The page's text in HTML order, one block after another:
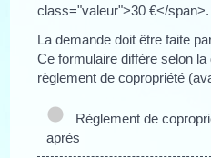
class="valeur">30 €</span>.
La demande doit être faite
Ce formulaire diffère selon
règlement de copropriété
Règlement de
après